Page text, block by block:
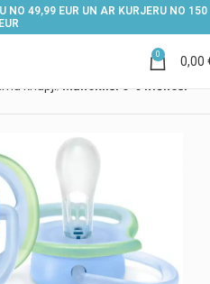
NO 49,99 EUR UN AR KURJERU NO 150
EUR
0 0,00